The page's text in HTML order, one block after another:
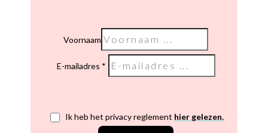
Voornaam
E-mailadres
Ik heb het privacy reglement hier gelezen.